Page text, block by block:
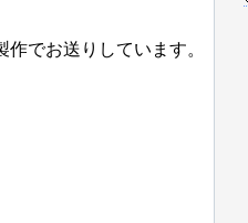
作でお送りしています。